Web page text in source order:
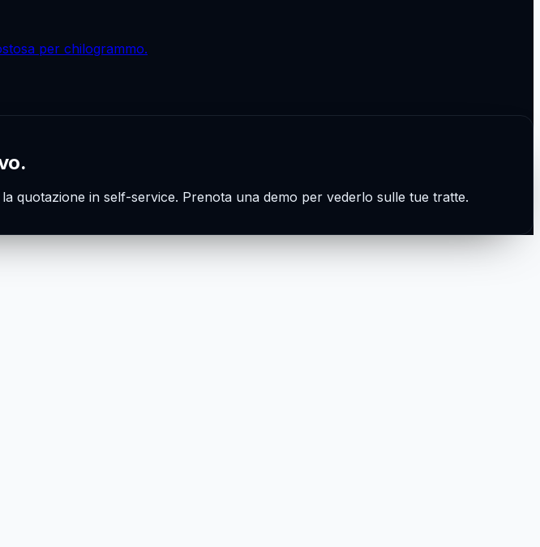
per chilogrammo.
quotazione in self-service. Prenota una demo per vederlo sulle tue tratte.